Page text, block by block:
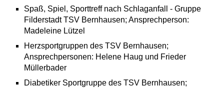
Spaß, Spiel, Sporttreff nach Schlaganfall - Gruppe
Filderstadt TSV Bernhausen; Ansprechperson:
Madeleine Lützel
Herzsportgruppen des TSV Bernhausen;
Ansprechpersonen: Helene Haug und Frieder
Müllerbader
Diabetiker Sportgruppe des TSV Bernhausen;